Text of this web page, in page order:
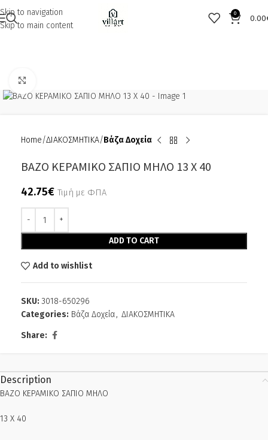
Skip to navigation
Skip to main content
0
0.00
Home ΔΙΑΚΟΣΜΗΤΙΚΑ Βάζα Δοχεία
ΒΑΖΟ ΚΕΡΑΜΙΚΟ ΣΑΠΙΟ ΜΗΛΟ 13 Χ 40
42.75€ Τιμή με ΦΠΑ
ADD TO CART
Add to wishlist
SKU: 3018-650296
Categories: Βάζα Δοχεία, ΔΙΑΚΟΣΜΗΤΙΚΑ
Share:
Description
ΒΑΖΟ ΚΕΡΑΜΙΚΟ ΣΑΠΙΟ ΜΗΛΟ
13 Χ 40